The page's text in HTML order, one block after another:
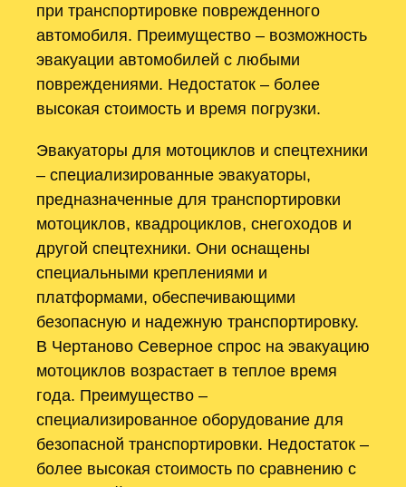
при транспортировке поврежденного
автомобиля. Преимущество – возможность
эвакуации автомобилей с любыми
повреждениями. Недостаток – более
высокая стоимость и время погрузки.
Эвакуаторы для мотоциклов и спецтехники
– специализированные эвакуаторы,
предназначенные для транспортировки
мотоциклов, квадроциклов, снегоходов и
другой спецтехники. Они оснащены
специальными креплениями и
платформами, обеспечивающими
безопасную и надежную транспортировку.
В Чертаново Северное спрос на эвакуацию
мотоциклов возрастает в теплое время
года. Преимущество –
специализированное оборудование для
безопасной транспортировки. Недостаток –
более высокая стоимость по сравнению с